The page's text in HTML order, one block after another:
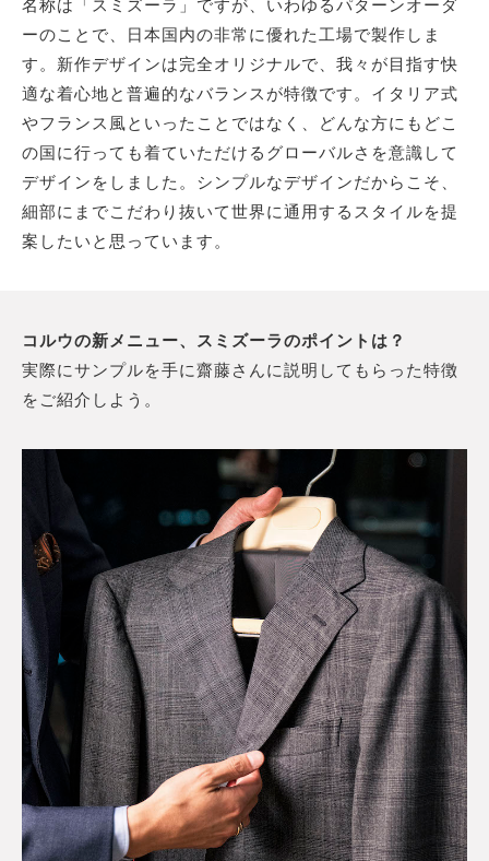
名称は「スミズーラ」ですが、いわゆるパターンオーダ
ーのことで、日本国内の非常に優れた工場で製作しま
す。新作デザインは完全オリジナルで、我々が目指す快
適な着心地と普遍的なバランスが特徴です。イタリア式
やフランス風といったことではなく、どんな方にもどこ
の国に行っても着ていただけるグローバルさを意識して
デザインをしました。シンプルなデザインだからこそ、
細部にまでこだわり抜いて世界に通用するスタイルを提
案したいと思っています。
コルウの新メニュー、スミズーラのポイントは？
実際にサンプルを手に齋藤さんに説明してもらった特徴
をご紹介しよう。